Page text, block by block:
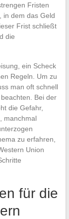
Fristen
in dem das Geld
Frist schließt
die
ein Scheck
Regeln. Um zu
man oft schnell
Bei der
die Gefahr,
manchmal
zu erfahren,
Union
für die